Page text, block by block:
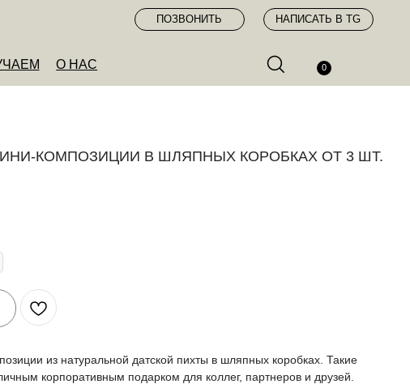
НАПИСАТЬ В TG
КОМПОЗИЦИИ В ШЛЯПНЫХ КОРОБКАХ ОТ 3 ШТ.
из натуральной датской пихты в шляпных коробках. Такие
корпоративным подарком для коллег, партнеров и друзей.